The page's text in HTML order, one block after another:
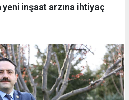
inşaat arzına ihtiyaç